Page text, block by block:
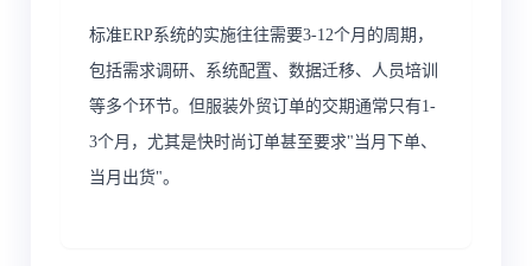
标准ERP系统的实施往往需要3-12个月的周期，
包括需求调研、系统配置、数据迁移、人员培训
等多个环节。但服装外贸订单的交期通常只有1-
3个月，尤其是快时尚订单甚至要求"当月下单、
当月出货"。